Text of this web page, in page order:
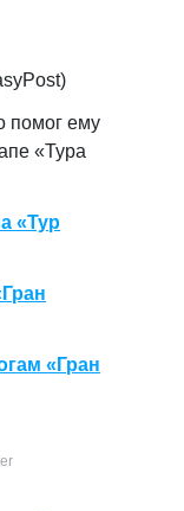
помог ему
«Тура
«Тур
«Гран